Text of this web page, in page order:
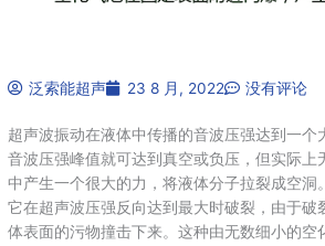
泛索能超声 23 8 月, 2022 没有评论
超声波振动在液体中传播的音波压强达到一个
音波压强峰值就可达到真空或负压，但实际上
中产生一个很大的力，将液体分子拉裂成空洞
它在超声波压强反向达到最大时破裂，由于破
体表面的污物撞击下来。这种由无数细小的空